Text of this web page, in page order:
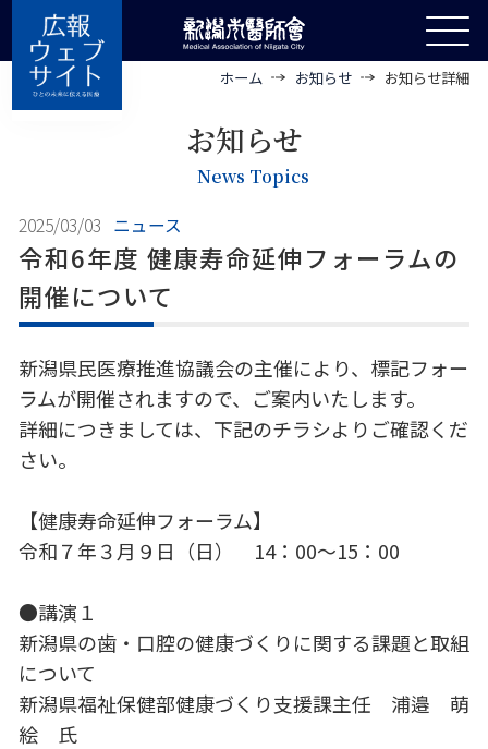
ホーム お知らせ お知らせ詳細
お知らせ
News Topics
2025/03/03 ニュース
令和6年度 健康寿命延伸フォーラムの
開催について
新潟県民医療推進協議会の主催により、標記フォー
ラムが開催されますので、ご案内いたします。
詳細につきましては、下記のチラシよりご確認くだ
さい。
【健康寿命延伸フォーラム】
令和７年３月９日（日） 14：00～15：00
●講演１
新潟県の歯・口腔の健康づくりに関する課題と取組
について
新潟県福祉保健部健康づくり支援課主任 浦邉 萌
絵 氏